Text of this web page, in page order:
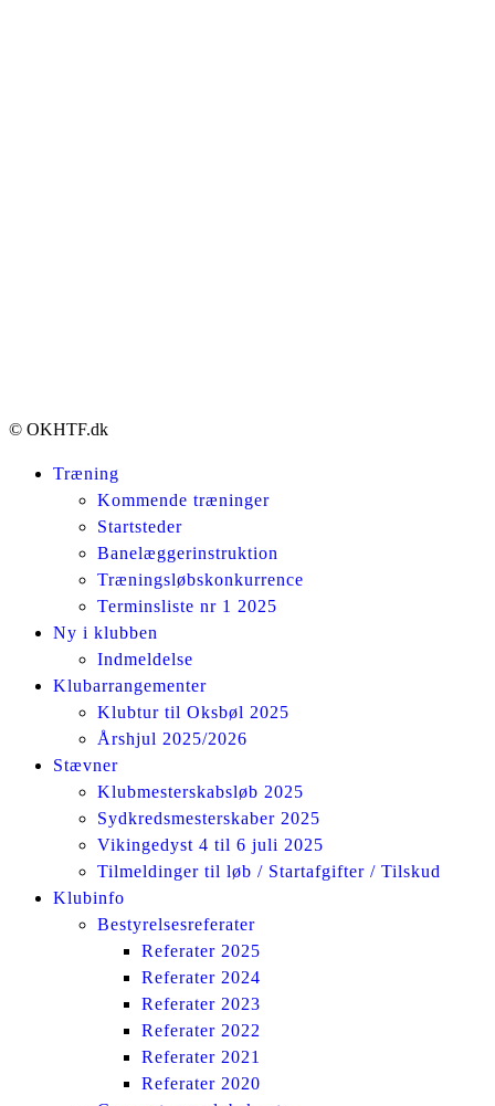
© OKHTF.dk
Træning
Kommende træninger
Startsteder
Banelæggerinstruktion
Træningsløbskonkurrence
Terminsliste nr 1 2025
Ny i klubben
Indmeldelse
Klubarrangementer
Klubtur til Oksbøl 2025
Årshjul 2025/2026
Stævner
Klubmesterskabsløb 2025
Sydkredsmesterskaber 2025
Vikingedyst 4 til 6 juli 2025
Tilmeldinger til løb / Startafgifter / Tilskud
Klubinfo
Bestyrelsesreferater
Referater 2025
Referater 2024
Referater 2023
Referater 2022
Referater 2021
Referater 2020